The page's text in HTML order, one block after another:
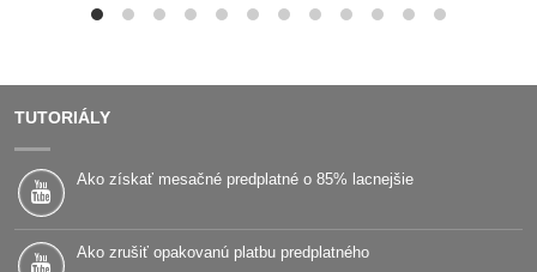
TUTORIÁLY
Ako získať mesačné predplatné o 85% lacnejšie
Ako zrušiť opakovanú platbu predplatného